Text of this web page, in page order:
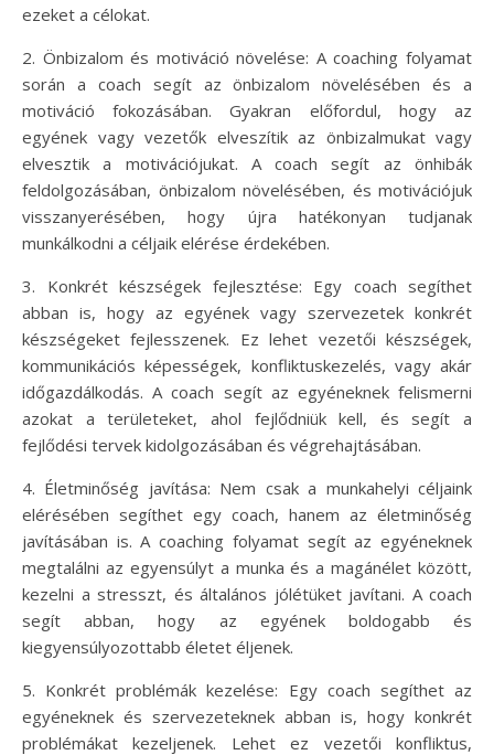
ezeket a célokat.
2. Önbizalom és motiváció növelése: A coaching folyamat
során a coach segít az önbizalom növelésében és a
motiváció fokozásában. Gyakran előfordul, hogy az
egyének vagy vezetők elveszítik az önbizalmukat vagy
elvesztik a motivációjukat. A coach segít az önhibák
feldolgozásában, önbizalom növelésében, és motivációjuk
visszanyerésében, hogy újra hatékonyan tudjanak
munkálkodni a céljaik elérése érdekében.
3. Konkrét készségek fejlesztése: Egy coach segíthet
abban is, hogy az egyének vagy szervezetek konkrét
készségeket fejlesszenek. Ez lehet vezetői készségek,
kommunikációs képességek, konfliktuskezelés, vagy akár
időgazdálkodás. A coach segít az egyéneknek felismerni
azokat a területeket, ahol fejlődniük kell, és segít a
fejlődési tervek kidolgozásában és végrehajtásában.
4. Életminőség javítása: Nem csak a munkahelyi céljaink
elérésében segíthet egy coach, hanem az életminőség
javításában is. A coaching folyamat segít az egyéneknek
megtalálni az egyensúlyt a munka és a magánélet között,
kezelni a stresszt, és általános jólétüket javítani. A coach
segít abban, hogy az egyének boldogabb és
kiegyensúlyozottabb életet éljenek.
5. Konkrét problémák kezelése: Egy coach segíthet az
egyéneknek és szervezeteknek abban is, hogy konkrét
problémákat kezeljenek. Lehet ez vezetői konfliktus,